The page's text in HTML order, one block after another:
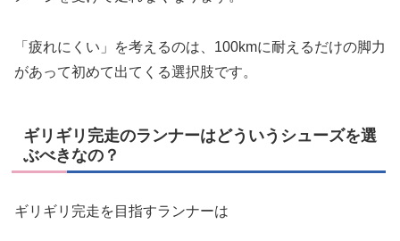
「疲れにくい」を考えるのは、100kmに耐えるだけの脚力
があって初めて出てくる選択肢です。
ギリギリ完走のランナーはどういうシューズを選
ぶべきなの？
ギリギリ完走を目指すランナーは